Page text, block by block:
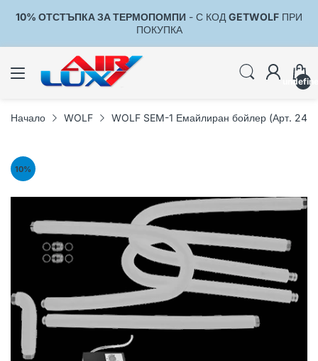
10% ОТСТЪПКА ЗА ТЕРМОПОМПИ - С КОД GETWOLF ПРИ
ПОКУПКА
Начало WOLF WOLF SEM-1 Емайлиран бойлер (Арт.
10%